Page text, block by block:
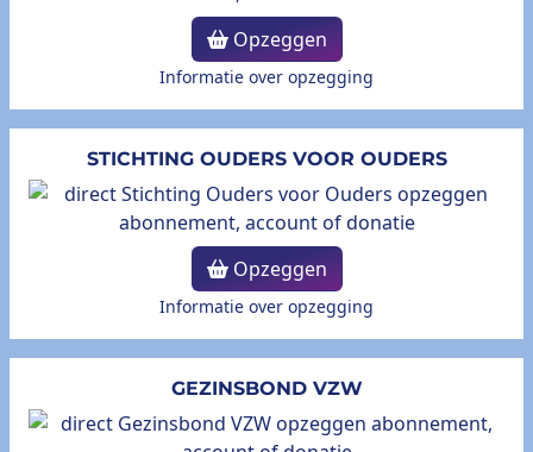
Opzeggen
Informatie over opzegging
STICHTING OUDERS VOOR OUDERS
Opzeggen
Informatie over opzegging
GEZINSBOND VZW